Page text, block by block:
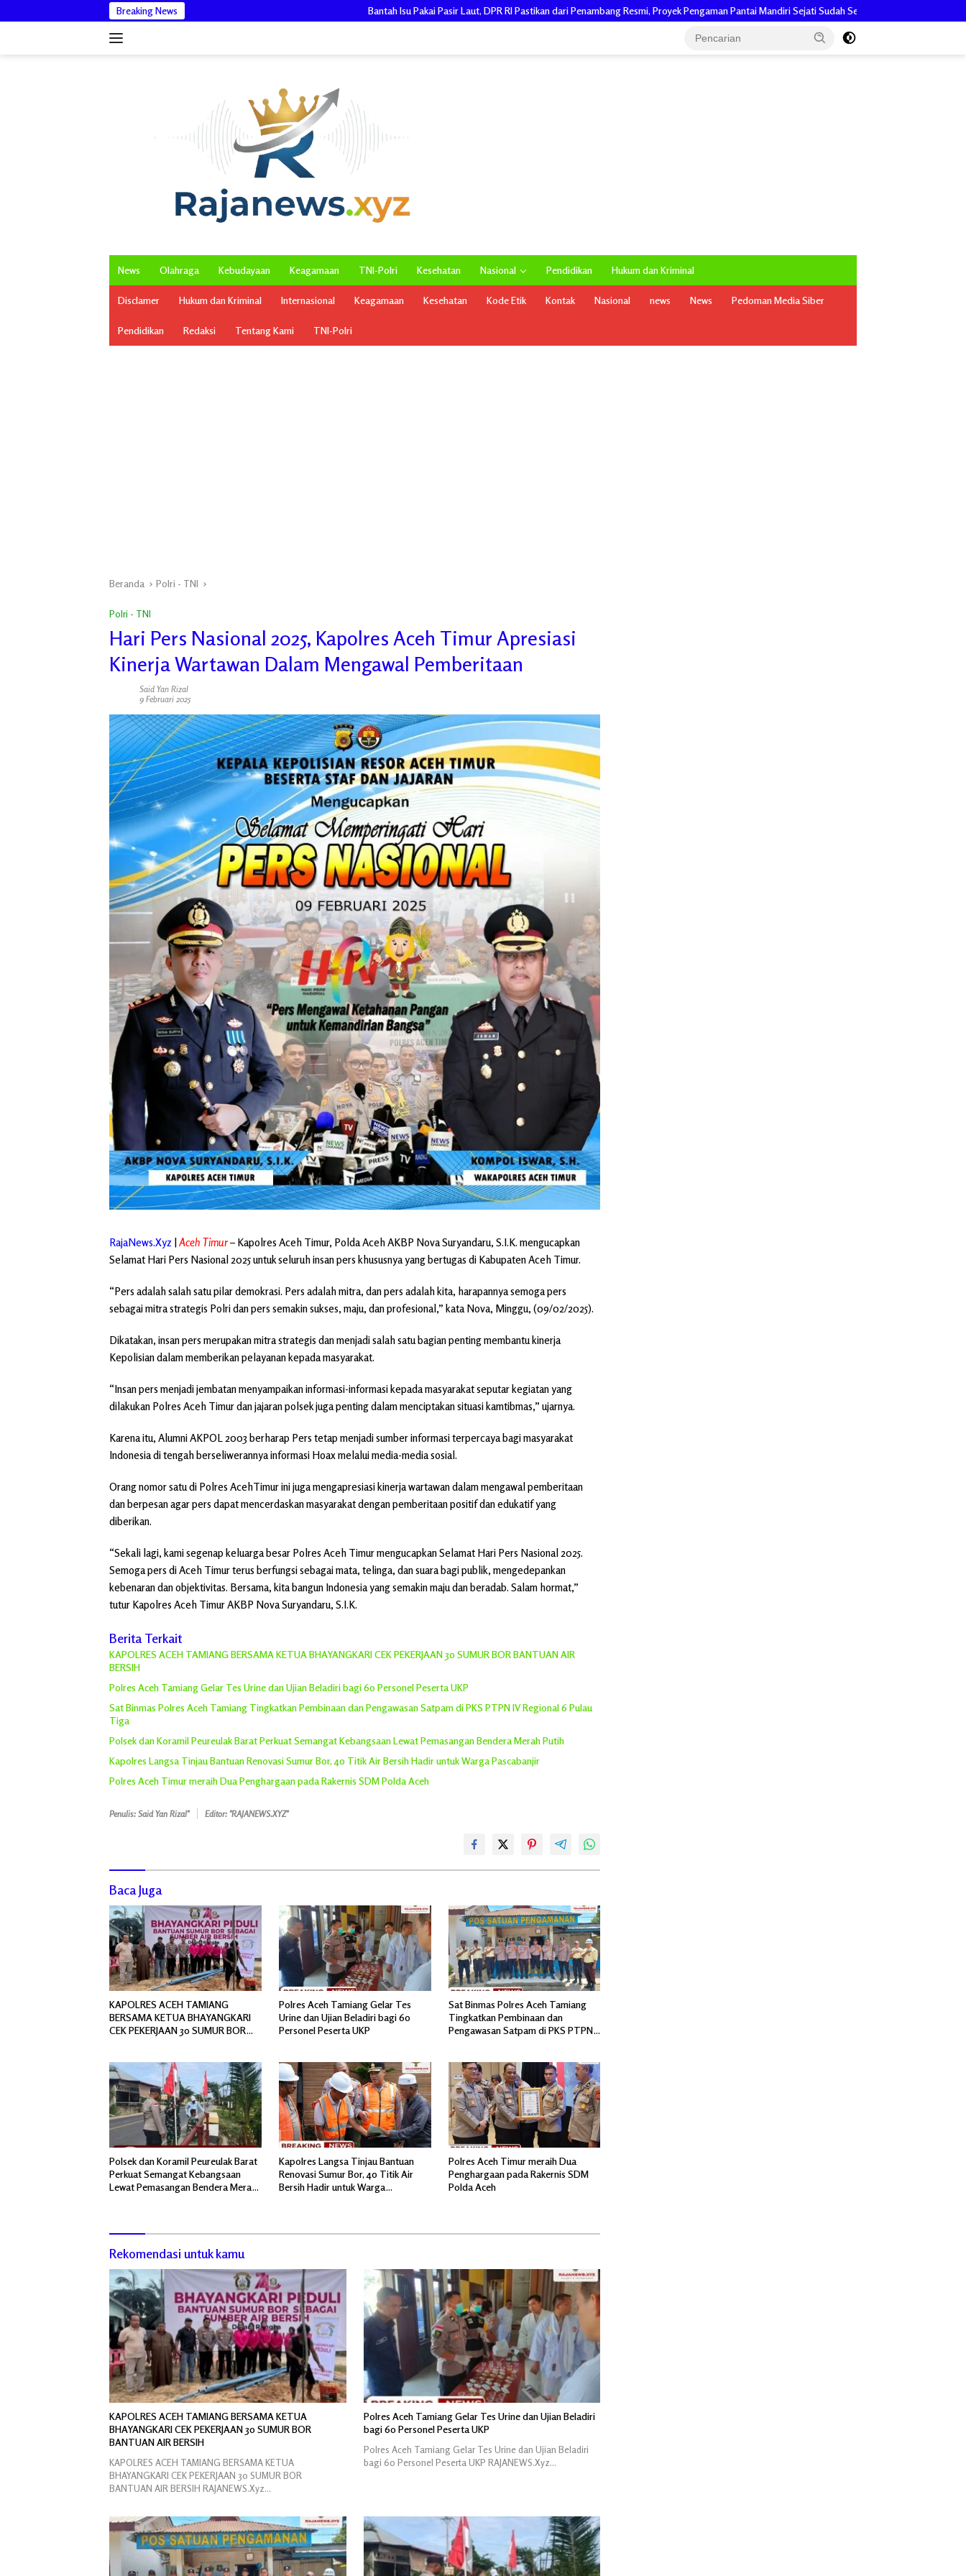
ke
Breaking News Bantah Isu Pakai Pasir Laut, DPR RI Pastikan dari Penambang Resmi, Proyek Pengaman Pantai Mandiri Sejati Sudah Sesuai Spesifikasi BPS Catat Jumlah
News Olahraga Kebudayaan Keagamaan TNI-Polri Kesehatan Nasional Pendidikan Hukum dan Kriminal
Disclamer Hukum dan Kriminal Internasional Keagamaan Kesehatan Kode Etik Kontak Nasional news News Pedoman Media Siber
Pendidikan Redaksi Tentang Kami TNI-Polri
Beranda Polri - TNI
Polri - TNI
Hari Pers Nasional 2025, Kapolres Aceh Timur Apresiasi
Kinerja Wartawan Dalam Mengawal Pemberitaan
Said Yan Rizal
9 Februari 2025
RajaNews.Xyz |Aceh Timur– Kapolres Aceh Timur, Polda Aceh AKBP Nova Suryandaru, S.I.K. mengucapkan
Selamat Hari Pers Nasional 2025 untuk seluruh insan pers khususnya yang bertugas di Kabupaten Aceh Timur.
“Pers adalah salah satu pilar demokrasi. Pers adalah mitra, dan pers adalah kita, harapannya semoga pers
sebagai mitra strategis Polri dan pers semakin sukses, maju, dan profesional,” kata Nova, Minggu, (09/02/2025).
Dikatakan, insan pers merupakan mitra strategis dan menjadi salah satu bagian penting membantu kinerja
Kepolisian dalam memberikan pelayanan kepada masyarakat.
“Insan pers menjadi jembatan menyampaikan informasi-informasi kepada masyarakat seputar kegiatan yang
dilakukan Polres Aceh Timur dan jajaran polsek juga penting dalam menciptakan situasi kamtibmas,” ujarnya.
Karena itu, Alumni AKPOL 2003 berharap Pers tetap menjadi sumber informasi terpercaya bagi masyarakat
Indonesia di tengah berseliwerannya informasi Hoax melalui media-media sosial.
Orang nomor satu di Polres AcehTimur ini juga mengapresiasi kinerja wartawan dalam mengawal pemberitaan
dan berpesan agar pers dapat mencerdaskan masyarakat dengan pemberitaan positif dan edukatif yang
diberikan.
“Sekali lagi, kami segenap keluarga besar Polres Aceh Timur mengucapkan Selamat Hari Pers Nasional 2025.
Semoga pers di Aceh Timur terus berfungsi sebagai mata, telinga, dan suara bagi publik, mengedepankan
kebenaran dan objektivitas. Bersama, kita bangun Indonesia yang semakin maju dan beradab. Salam hormat,”
tutur Kapolres Aceh Timur AKBP Nova Suryandaru, S.I.K.
Berita Terkait
KAPOLRES ACEH TAMIANG BERSAMA KETUA BHAYANGKARI CEK PEKERJAAN 30 SUMUR BOR BANTUAN AIR
BERSIH
Polres Aceh Tamiang Gelar Tes Urine dan Ujian Beladiri bagi 60 Personel Peserta UKP
Sat Binmas Polres Aceh Tamiang Tingkatkan Pembinaan dan Pengawasan Satpam di PKS PTPN IV Regional 6 Pulau
Tiga
Polsek dan Koramil Peureulak Barat Perkuat Semangat Kebangsaan Lewat Pemasangan Bendera Merah Putih
Kapolres Langsa Tinjau Bantuan Renovasi Sumur Bor, 40 Titik Air Bersih Hadir untuk Warga Pascabanjir
Polres Aceh Timur meraih Dua Penghargaan pada Rakernis SDM Polda Aceh
Penulis: Said Yan Rizal" Editor: "RAJANEWS.XYZ"
Baca Juga
KAPOLRES ACEH TAMIANG
BERSAMA KETUA BHAYANGKARI
CEK PEKERJAAN 30 SUMUR BOR
Polres Aceh Tamiang Gelar Tes
Urine dan Ujian Beladiri bagi 60
Personel Peserta UKP
Sat Binmas Polres Aceh Tamiang
Tingkatkan Pembinaan dan
Pengawasan Satpam di PKS PTPN
Polsek dan Koramil Peureulak Barat
Perkuat Semangat Kebangsaan
Lewat Pemasangan Bendera Merah
Kapolres Langsa Tinjau Bantuan
Renovasi Sumur Bor, 40 Titik Air
Bersih Hadir untuk Warga
Polres Aceh Timur meraih Dua
Penghargaan pada Rakernis SDM
Polda Aceh
Rekomendasi untuk kamu
KAPOLRES ACEH TAMIANG BERSAMA KETUA
BHAYANGKARI CEK PEKERJAAN 30 SUMUR BOR
BANTUAN AIR BERSIH
KAPOLRES ACEH TAMIANG BERSAMA KETUA
BHAYANGKARI CEK PEKERJAAN 30 SUMUR BOR
BANTUAN AIR BERSIH RAJANEWS.Xyz…
Polres Aceh Tamiang Gelar Tes Urine dan Ujian Beladiri
bagi 60 Personel Peserta UKP
Polres Aceh Tamiang Gelar Tes Urine dan Ujian Beladiri
bagi 60 Personel Peserta UKP RAJANEWS.Xyz…